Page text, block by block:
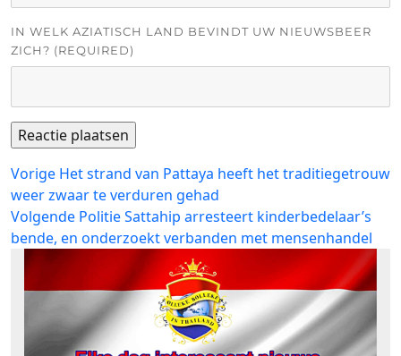
IN WELK AZIATISCH LAND BEVINDT UW NIEUWSBEER
ZICH? (REQUIRED)
Bericht
navigatie
Vorige Vorig
bericht:
Het strand van Pattaya heeft het traditiegetrouw
weer zwaar te verduren gehad
Volgende Volgend
bericht:
Politie Sattahip arresteert kinderbedelaar’s
bende, en onderzoekt verbanden met mensenhandel